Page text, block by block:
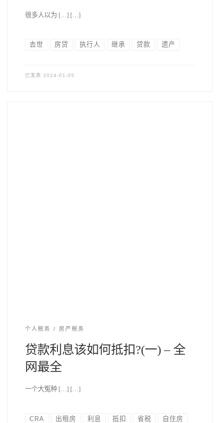
很多人以为 […] […]
去世 房贷 执行人 继承 贷款 遗产
已发表 2024-01-05
个人税务 房产税务
贷款利息该如何抵扣?(一) – 全
网最全
一个大冤种 […] […]
CRA 出租房 利息 抵扣 省税 自住房